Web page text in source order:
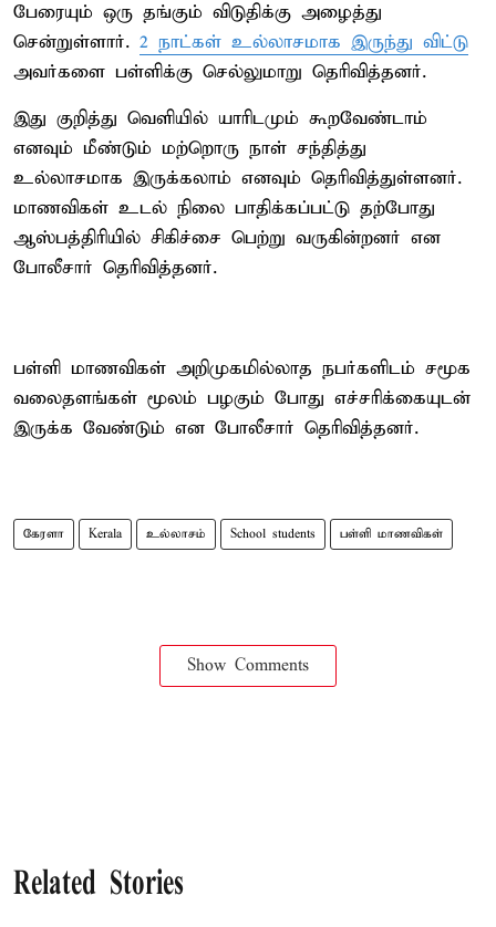
பேரையும் ஒரு தங்கும் விடுதிக்கு அழைத்து
சென்றுள்ளார். 2 நாட்கள் உல்லாசமாக இருந்து விட்டு
அவர்களை பள்ளிக்கு செல்லுமாறு தெரிவித்தனர்.
இது குறித்து வெளியில் யாரிடமும் கூறவேண்டாம்
எனவும் மீண்டும் மற்றொரு நாள் சந்தித்து
உல்லாசமாக இருக்கலாம் எனவும் தெரிவித்துள்ளனர்.
மாணவிகள் உடல் நிலை பாதிக்கப்பட்டு தற்போது
ஆஸ்பத்திரியில் சிகிச்சை பெற்று வருகின்றனர் என
போலீசார் தெரிவித்தனர்.
பள்ளி மாணவிகள் அறிமுகமில்லாத நபர்களிடம் சமூக
வலைதளங்கள் மூலம் பழகும் போது எச்சரிக்கையுடன்
இருக்க வேண்டும் என போலீசார் தெரிவித்தனர்.
கேரளா Kerala உல்லாசம் School students பள்ளி மாணவிகள்
Show Comments
Related Stories